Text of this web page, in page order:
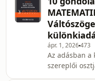
a számokról?
jól a
fejlesztésére?
statisztikával
érdemes
oktatásánál?
a statisztika?
össze a
ápr. 1, 2026473
Az adásban a
szereplői